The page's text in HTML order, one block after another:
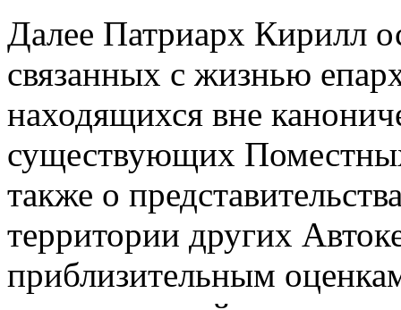
Далее Патриарх Кирилл
связанных с жизнью
находящихся вне
существующих
также о
территории других
приблизительным